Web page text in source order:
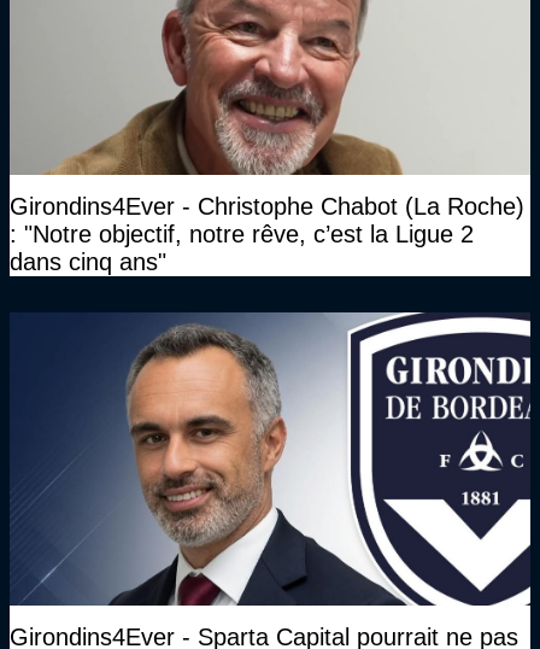
Girondins4Ever - Christophe Chabot (La Roche)
: "Notre objectif, notre rêve, c’est la Ligue 2
dans cinq ans"
Girondins4Ever - Sparta Capital pourrait ne pas